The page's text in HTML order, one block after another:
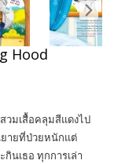
Hood
วมเสื้อคลุมสีแดงไป
ายที่ป่วยหนักแต่
นเธอ ทุกการเล่า